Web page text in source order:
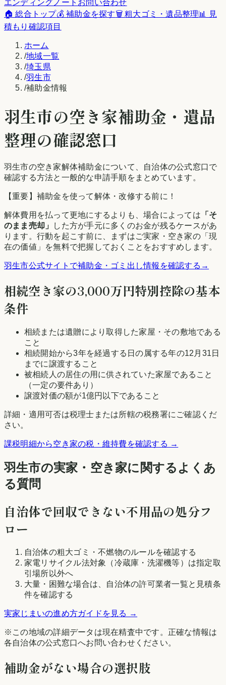
エンディングノート お問い合わせ
🏠 総合トップ💰 補助金を探す🗑️ 粗大ゴミ・遺品整理📊 見
積もり確認項目
ホーム
/地域一覧
/埼玉県
/羽生市
/補助金情報
羽生市の空き家補助金・遺品
整理の確認窓口
羽生市の空き家解体補助金について、自治体の公式窓口で
確認する方法と一般的な申請手順をまとめています。
【重要】補助金を使って解体・改修する前に！
解体費用を払って更地にするよりも、場合によっては 「そ
のまま売却」
した方が手元に多くのお金が残るケースがあ
ります。行動を起こす前に、まずはご実家・空き家の「現
在の価値」を無料で把握しておくことをおすすめします。
羽生市公式サイトで補助金・ゴミ出し情報を確認する →
相続空き家の3,000万円特別控除の基本
条件
相続または遺贈により取得した家屋・その敷地である
こと
相続開始から3年を経過する日の属する年の12月31日
までに譲渡すること
被相続人の居住の用に供されていた家屋であること
（一定の要件あり）
譲渡対価の額が1億円以下であること
詳細・適用可否は税理士または所轄の税務署にご確認くだ
さい。
課税明細から空き家の税・維持費を確認する →
羽生市の実家・空き家に関するよくあ
る質問
自治体で回収できない不用品の処分フ
ロー
自治体の粗大ゴミ・不燃物のルールを確認する
家電リサイクル法対象（冷蔵庫・洗濯機等）は指定取
引場所以外へ
大量・困難な場合は、自治体の許可業者一覧と見積条
件を確認する
実家じまいの進め方ガイドを見る →
※この地域の詳細データは現在精査中です。正確な情報は
各自治体の公式窓口へお問い合わせください。
補助金がない場合の選択肢